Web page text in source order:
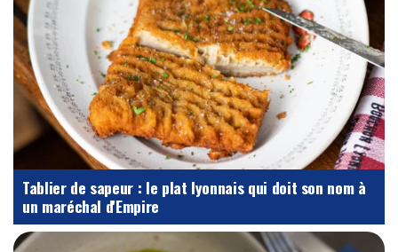
Tablier de sapeur : le plat lyonnais qui doit son nom à
un maréchal d'Empire